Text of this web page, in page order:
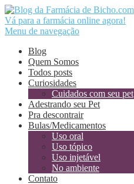
Vá para a farmácia online agora!
Menu de navegação
Blog
Quem Somos
Todos posts
Curiosidades
Cuidados com seu pet
Adestrando seu Pet
Pra descontrair
Bulas/Medicamentos
Uso oral
Uso tópico
Uso injetável
No ambiente
Contato